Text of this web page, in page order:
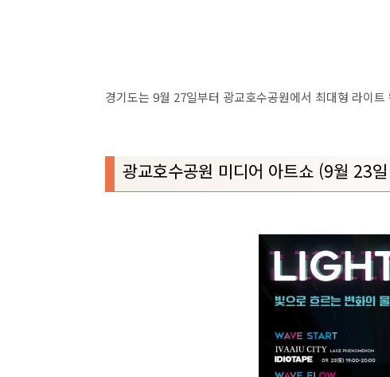
경기도는 9월 27일부터 광교호수공원에서 최대형 라이
광교호수공원 미디어 아트쇼 (9월 23